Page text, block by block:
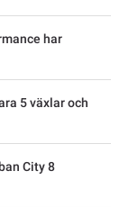
har
5 växlar och
City 8